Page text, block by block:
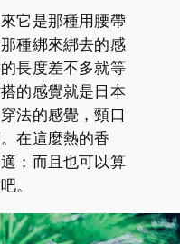
它是那種用腰帶
種綁來綁去的感
長度差不多就等
的感覺就是日本
法的感覺，頸口
在這麼熱的香
；而且也可以算
。